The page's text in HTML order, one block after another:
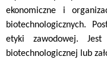
ekonomiczne i
biotechnologicznych.
etyki zawodowej.
biotechnologicznej lub